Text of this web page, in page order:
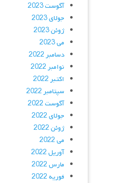
آگوست 2023
جولای 2023
ژوئن 2023
می 2023
دسامبر 2022
نوامبر 2022
اکتبر 2022
سپتامبر 2022
آگوست 2022
جولای 2022
ژوئن 2022
می 2022
آوریل 2022
مارس 2022
فوریه 2022